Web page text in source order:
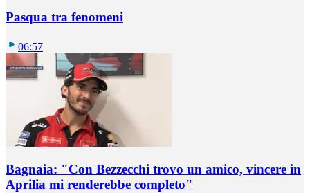
Pasqua tra fenomeni
06:57
Bagnaia: "Con Bezzecchi trovo un amico, vincere in
Aprilia mi renderebbe completo"